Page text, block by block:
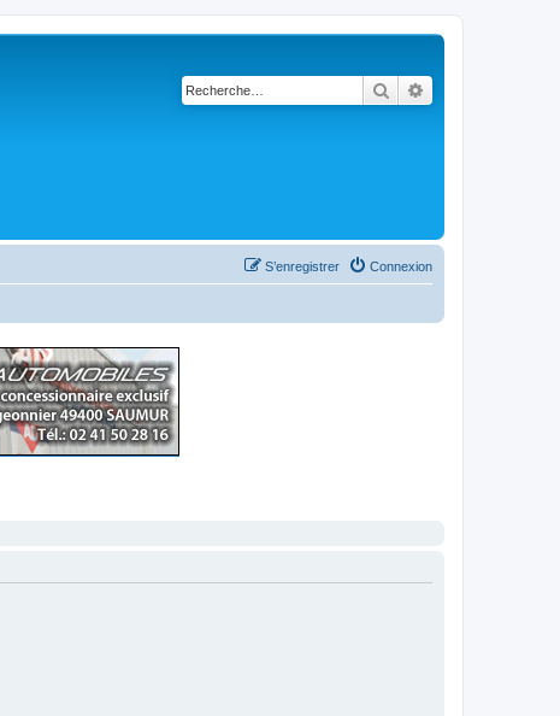
Rechercher
Connexion
S’enregistrer